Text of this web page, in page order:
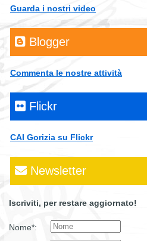
Guarda i nostri video
Blogger
Commenta le nostre attività
Flickr
CAI Gorizia su Flickr
Newsletter
Iscriviti, per restare aggiornato!
Nome*: